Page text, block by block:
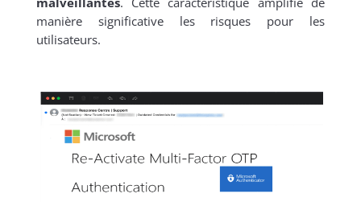
manière significative les risques pour les
utilisateurs.